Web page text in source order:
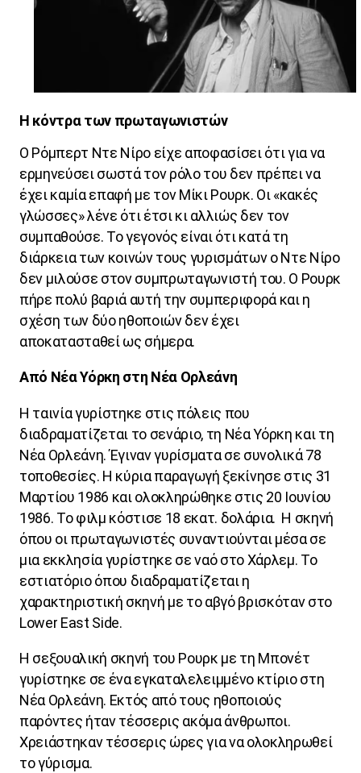
Η κόντρα των πρωταγωνιστών
Ο Ρόμπερτ Ντε Νίρο είχε αποφασίσει ότι για να
ερμηνεύσει σωστά τον ρόλο του δεν πρέπει να
έχει καμία επαφή με τον Μίκι Ρουρκ. Οι «κακές
γλώσσες» λένε ότι έτσι κι αλλιώς δεν τον
συμπαθούσε. Το γεγονός είναι ότι κατά τη
διάρκεια των κοινών τους γυρισμάτων ο Ντε Νίρο
δεν μιλούσε στον συμπρωταγωνιστή του. Ο Ρουρκ
πήρε πολύ βαριά αυτή την συμπεριφορά και η
σχέση των δύο ηθοποιών δεν έχει
αποκατασταθεί ως σήμερα.
Από Νέα Υόρκη στη Νέα Ορλεάνη
Η ταινία γυρίστηκε στις πόλεις που
διαδραματίζεται το σενάριο, τη Νέα Υόρκη και τη
Νέα Ορλεάνη. Έγιναν γυρίσματα σε συνολικά 78
τοποθεσίες. Η κύρια παραγωγή ξεκίνησε στις 31
Μαρτίου 1986 και ολοκληρώθηκε στις 20 Ιουνίου
1986. Το φιλμ κόστισε 18 εκατ. δολάρια. Η σκηνή
όπου οι πρωταγωνιστές συναντιούνται μέσα σε
μια εκκλησία γυρίστηκε σε ναό στο Χάρλεμ. Το
εστιατόριο όπου διαδραματίζεται η
χαρακτηριστική σκηνή με το αβγό βρισκόταν στο
Lower East Side.
Η σεξουαλική σκηνή του Ρουρκ με τη Μπονέτ
γυρίστηκε σε ένα εγκαταλελειμμένο κτίριο στη
Νέα Ορλεάνη. Εκτός από τους ηθοποιούς
παρόντες ήταν τέσσερις ακόμα άνθρωποι.
Χρειάστηκαν τέσσερις ώρες για να ολοκληρωθεί
το γύρισμα.